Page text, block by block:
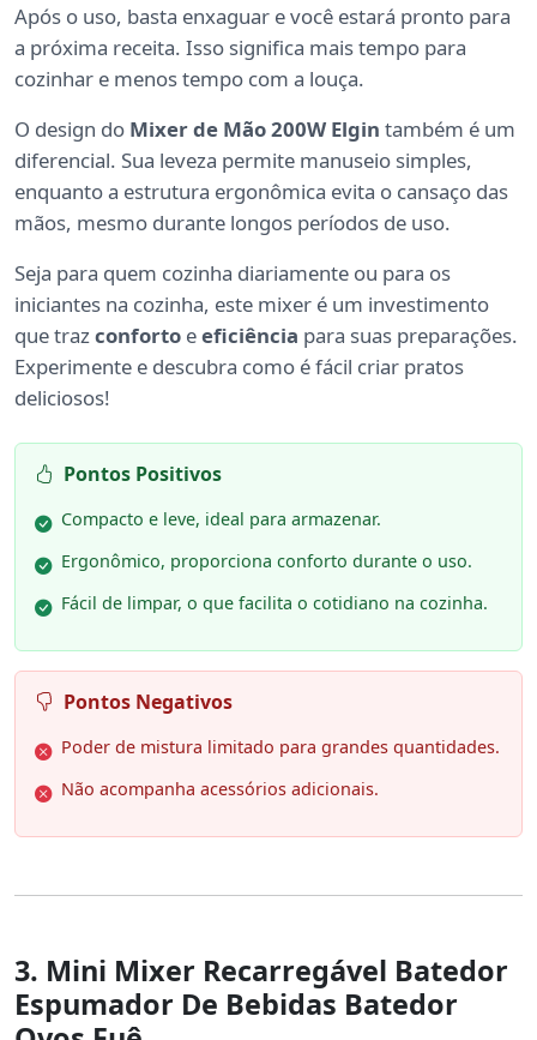
Após o uso, basta enxaguar e você estará pronto para
a próxima receita. Isso significa mais tempo para
cozinhar e menos tempo com a louça.
O design do Mixer de Mão 200W Elgin também é um
diferencial. Sua leveza permite manuseio simples,
enquanto a estrutura ergonômica evita o cansaço das
mãos, mesmo durante longos períodos de uso.
Seja para quem cozinha diariamente ou para os
iniciantes na cozinha, este mixer é um investimento
que trazconforto eeficiência para suas preparações.
Experimente e descubra como é fácil criar pratos
deliciosos!
Pontos Positivos
Compacto e leve, ideal para armazenar.
Ergonômico, proporciona conforto durante o uso.
Fácil de limpar, o que facilita o cotidiano na cozinha.
Pontos Negativos
Poder de mistura limitado para grandes quantidades.
Não acompanha acessórios adicionais.
3. Mini Mixer Recarregável Batedor
Espumador De Bebidas Batedor